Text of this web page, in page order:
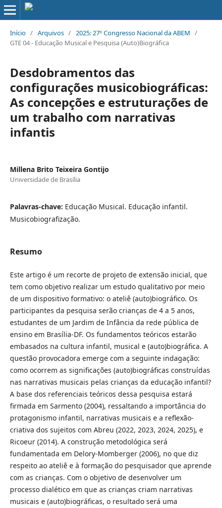
Início / Arquivos / 2025: 27º Congresso Nacional da ABEM /
GTE 04 - Educação Musical e Pesquisa (Auto)Biográfica
Desdobramentos das
configurações musicobiográficas:
As concepções e estruturações de
um trabalho com narrativas
infantis
Millena Brito Teixeira Gontijo
Universidade de Brasília
Palavras-chave: Educação Musical. Educação infantil.
Musicobiografização.
Resumo
Este artigo é um recorte de projeto de extensão inicial, que
tem como objetivo realizar um estudo qualitativo por meio
de um dispositivo formativo: o ateliê (auto)biográfico. Os
participantes da pesquisa serão crianças de 4 a 5 anos,
estudantes de um Jardim de Infância da rede pública de
ensino em Brasília-DF. Os fundamentos teóricos estarão
embasados na cultura infantil, musical e (auto)biográfica. A
questão provocadora emerge com a seguinte indagação:
como ocorrem as significações (auto)biográficas construídas
nas narrativas musicais pelas crianças da educação infantil?
A base dos referenciais teóricos dessa pesquisa estará
firmada em Sarmento (2004), ressaltando a importância do
protagonismo infantil, narrativas musicais e a reflexão-
criativa dos sujeitos com Abreu (2022, 2023, 2024, 2025), e
Ricoeur (2014). A construção metodológica será
fundamentada em Delory-Momberger (2006), no que diz
respeito ao ateliê e à formação do pesquisador que aprende
com as crianças. Com o objetivo de desenvolver um
processo dialético em que as crianças criam narrativas
musicais e (auto)biográficas, o resultado será uma